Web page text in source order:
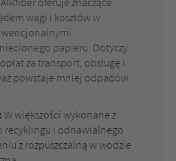
wagi i kosztów w
papieru. Dotyczy
za transport, obsługę i
powstaje mniej odpadów
W większości wykonane z
recyklingu i odnawialnego
z rozpuszczalną w wodzie